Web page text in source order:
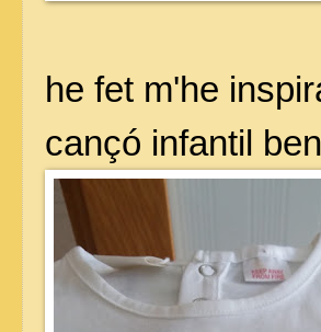
he fet m'he
cançó infantil